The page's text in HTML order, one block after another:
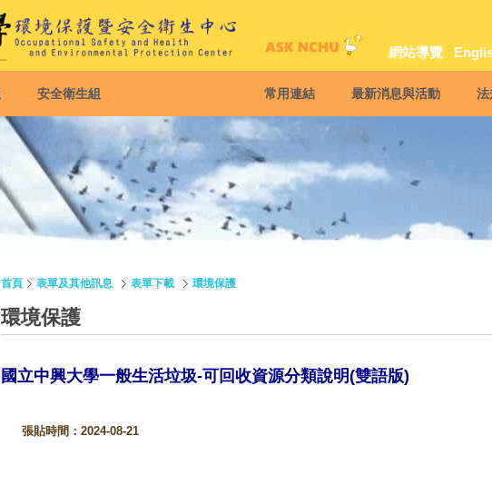
網站導覽
安全衛生組 常用連結 最新消息與活動 法
首頁 表單及其他訊息 表單下載 環境保護
環境保護
國立中興大學一般生活垃圾-可回收資源分類說明(雙語版)
張貼時間：2024-08-21